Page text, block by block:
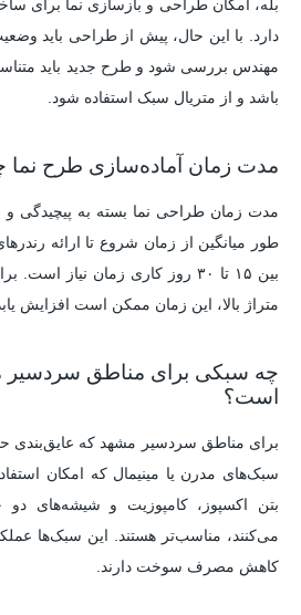
بله، امکان طراحی و بازسازی نما برای
دارد. با این حال، پیش از طراحی باید
مهندس بررسی شود و طرح جدید باید
باشد و از متریال سبک استفاده شود.
مدت زمان آماده‌سازی طرح
مدت زمان طراحی نما بسته به پیچیدگی و
طور میانگین از زمان شروع تا ارائه
بین ۱۵ تا ۳۰ روز کاری زمان نیاز
متراژ بالا، این زمان ممکن است افزایش
چه سبکی برای مناطق سردسیر
است؟
برای مناطق سردسیر مشهد که عایق‌بندی
سبک‌های مدرن یا مینیمال که امکان
بتن اکسپوز، کامپوزیت و شیشه‌های دو
می‌کنند، مناسب‌تر هستند. این سبک‌ها
کاهش مصرف سوخت دارند.